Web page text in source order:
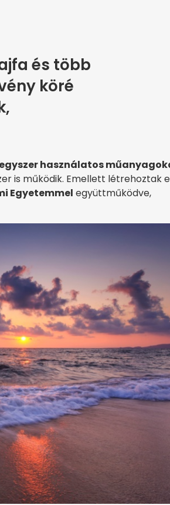
és több
köré
használatos
is működik. Emellett létrehoztak
Egyetemmel együttműködve,